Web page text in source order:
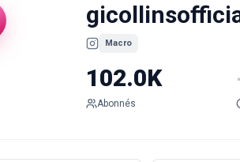
Macro
102.0K
Abonnés